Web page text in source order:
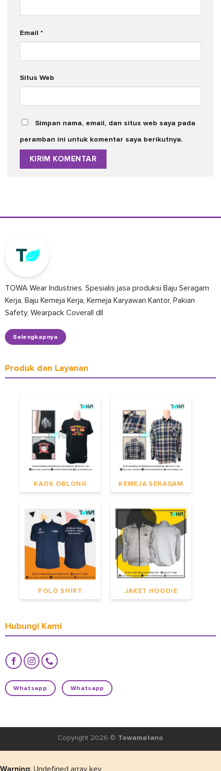
Email *
Situs Web
Simpan nama, email, dan situs web saya pada
peramban ini untuk komentar saya berikutnya.
TOWA Wear Industries. Spesialis jasa produksi Baju Seragam
Kerja, Baju Kemeja Kerja, Kemeja Karyawan Kantor, Pakian
Safety, Wearpack Coverall dll
Selengkapnya
Produk dan Layanan
KAOS OBLONG KEMEJA SERAGAM
POLO SHIRT JAKET HOODIE
Hubungi Kami
Whatsapp Whatsapp
Copyright 2026 © Towamatano
Warning: Undefined array key